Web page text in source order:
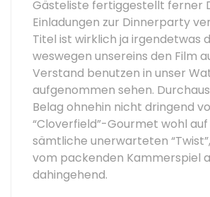
Gästeliste fertiggestellt ferner
Einladungen zur Dinnerparty
Titel ist wirklich ja irgendetwas
weswegen unsereins den Film
Verstand benutzen in unser
aufgenommen sehen.
Belag ohnehin nicht dringend
“Cloverfield”-Gourmet wohl
sämtliche unerwarteten
vom packenden Kammerspiel
dahingehend.